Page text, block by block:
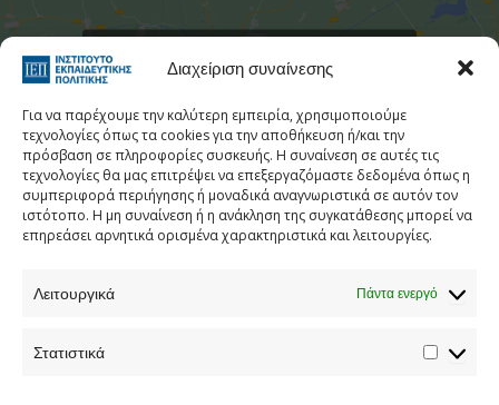
Διαχείριση συναίνεσης
Για να παρέχουμε την καλύτερη εμπειρία, χρησιμοποιούμε
τεχνολογίες όπως τα cookies για την αποθήκευση ή/και την
πρόσβαση σε πληροφορίες συσκευής. Η συναίνεση σε αυτές τις
τεχνολογίες θα μας επιτρέψει να επεξεργαζόμαστε δεδομένα όπως η
συμπεριφορά περιήγησης ή μοναδικά αναγνωριστικά σε αυτόν τον
ιστότοπο. Η μη συναίνεση ή η ανάκληση της συγκατάθεσης μπορεί να
επηρεάσει αρνητικά ορισμένα χαρακτηριστικά και λειτουργίες.
Λειτουργικά Πάντα ενεργό
Στατιστικά
εμπορικής προώθησης και να
ενεργοποιήσετε αυτό το περιεχόμενο